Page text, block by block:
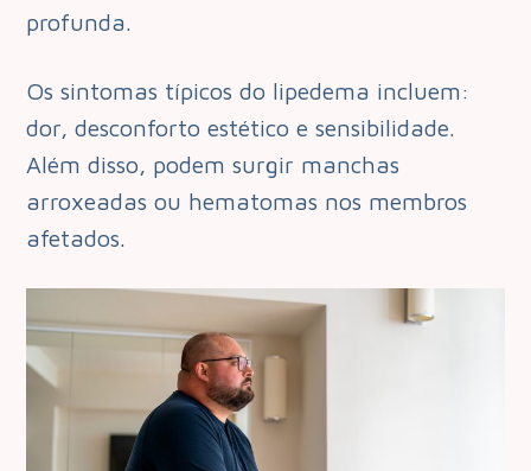
profunda.
Os sintomas típicos do lipedema incluem:
dor, desconforto estético e sensibilidade.
Além disso, podem surgir manchas
arroxeadas ou hematomas nos membros
afetados.